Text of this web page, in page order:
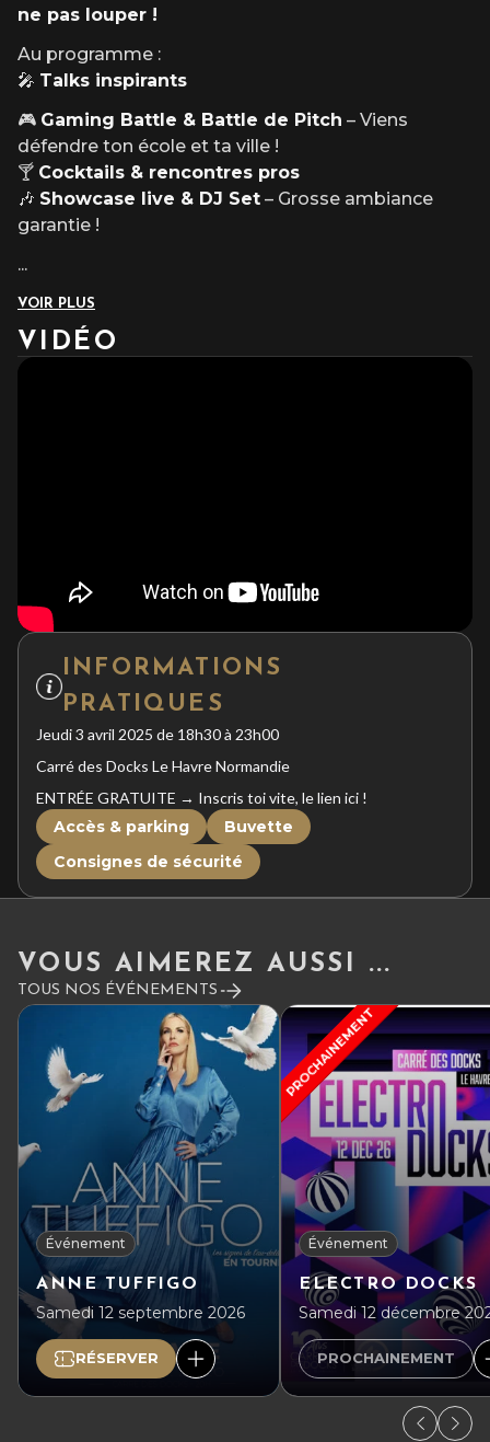
ne pas louper !
Au programme :
🎤 Talks inspirants
🎮 Gaming Battle & Battle de Pitch – Viens
défendre ton école et ta ville !
🍸 Cocktails & rencontres pros
🎶 Showcase live & DJ Set – Grosse ambiance
garantie !
...
VOIR PLUS
VIDÉO
INFORMATIONS
PRATIQUES
Jeudi 3 avril 2025 de 18h30 à 23h00
Carré des Docks Le Havre Normandie
ENTRÉE GRATUITE → Inscris toi vite, le lien ici !
Accès & parking
Buvette
Consignes de sécurité
VOUS AIMEREZ AUSSI ...
TOUS NOS ÉVÉNEMENTS
Événement
ANNE TUFFIGO
Samedi 12 septembre 2026
RÉSERVER
PROCHAINEMENT
Événement
ELECTRO DOCKS
Samedi 12 décembre
PROCHAINEMENT